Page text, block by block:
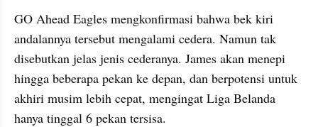
GO Ahead Eagles mengkonfirmasi bahwa bek kiri
andalannya tersebut mengalami cedera. Namun tak
disebutkan jelas jenis cederanya. James akan menepi
hingga beberapa pekan ke depan, dan berpotensi untuk
akhiri musim lebih cepat, mengingat Liga Belanda
hanya tinggal 6 pekan tersisa.